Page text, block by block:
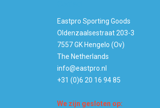
Eastpro Sporting Goods
Oldenzaalsestraat 203-3
7557 GK Hengelo (Ov)
The Netherlands
info@eastpro.nl
+31 (0)6 20 16 94 85
We zijn gesloten op: